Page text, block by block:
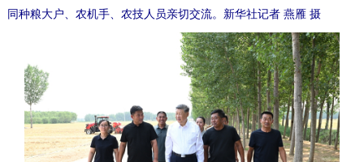
同种粮大户、农机手、农技人员亲切交流。新华社记者 燕雁 摄